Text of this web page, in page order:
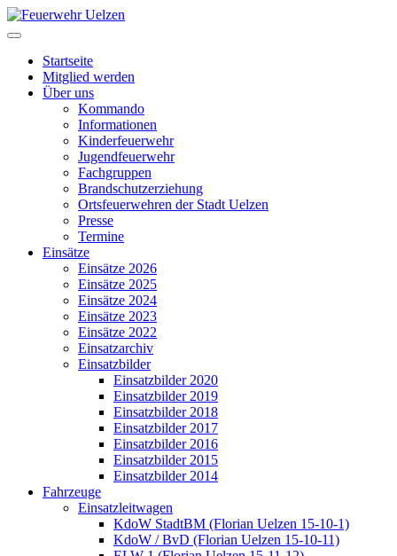
Startseite
Mitglied werden
Über uns
Kommando
Informationen
Kinderfeuerwehr
Jugendfeuerwehr
Fachgruppen
Brandschutzerziehung
Ortsfeuerwehren der Stadt Uelzen
Presse
Termine
Einsätze
Einsätze 2026
Einsätze 2025
Einsätze 2024
Einsätze 2023
Einsätze 2022
Einsatzarchiv
Einsatzbilder
Einsatzbilder 2020
Einsatzbilder 2019
Einsatzbilder 2018
Einsatzbilder 2017
Einsatzbilder 2016
Einsatzbilder 2015
Einsatzbilder 2014
Fahrzeuge
Einsatzleitwagen
KdoW StadtBM (Florian Uelzen 15-10-1)
KdoW / BvD (Florian Uelzen 15-10-11)